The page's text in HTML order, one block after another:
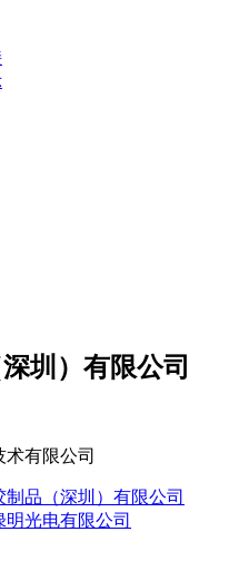
圳）有限公司
制品（深圳）有限公司
明光电有限公司